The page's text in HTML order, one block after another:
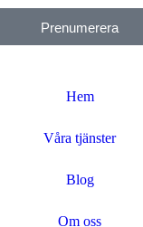
Prenumerera
Hem
Våra tjänster
Blog
Om oss